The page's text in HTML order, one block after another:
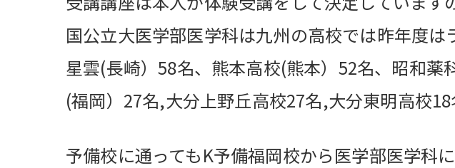
国公立大医学部医学科は九州の高校では昨年度は
星雲(長崎）58名、熊本高校(熊本）52名、 昭和薬
(福岡）27名,大分上野丘高校27名,大分東明高校
予備校に通ってもK予備福岡校から医学部医学科